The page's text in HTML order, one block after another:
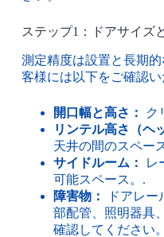
ステップ1：ドアサイズ
測定精度は設置と長期
客様には以下をご確認
開口幅と高さ：
ク
リンテル高さ（ヘ
天井の間のスペー
サイドルーム：
レ
可能スペース。.
障害物：
ドアレ
部配管、照明器具
確認してください